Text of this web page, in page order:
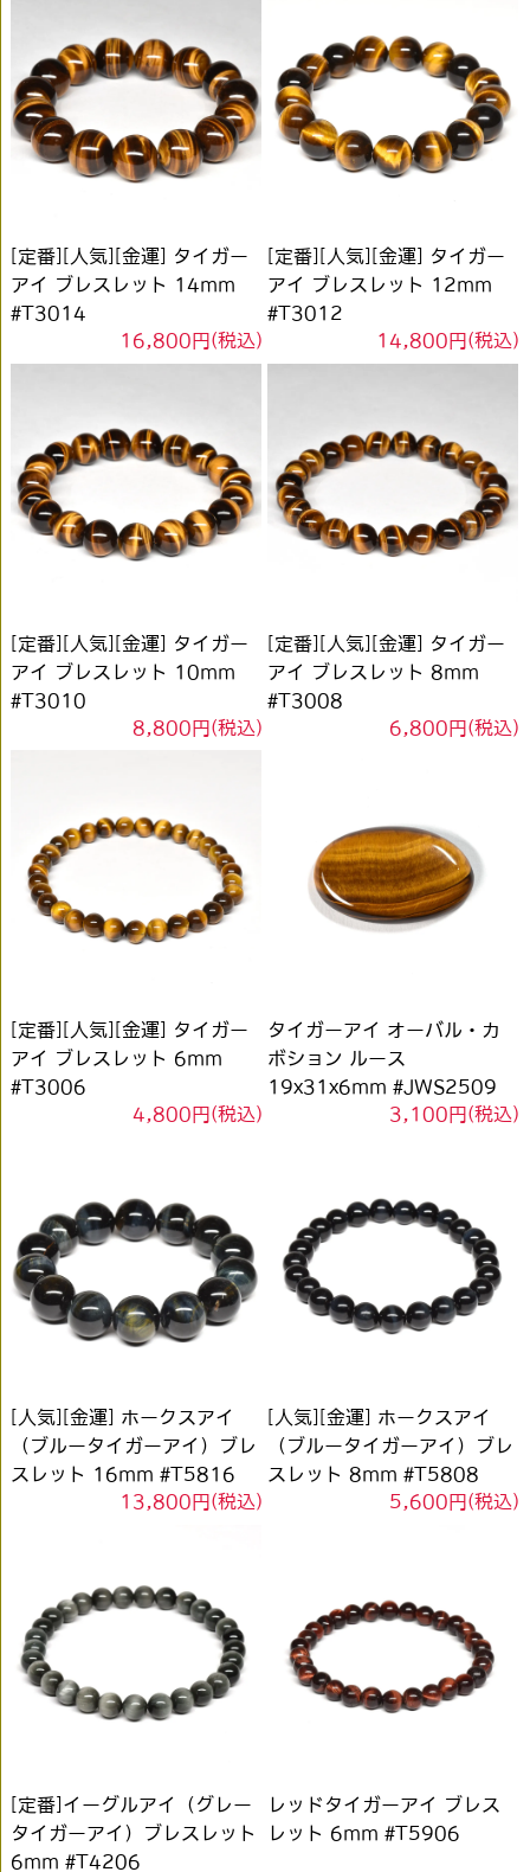
[定番][人気][金運] タイガー
アイ ブレスレット 14mm
#T3014
16,800円(税込)
[定番][人気][金運] タイガー
アイ ブレスレット 12mm
#T3012
14,800円(税込)
[定番][人気][金運] タイガー
アイ ブレスレット 10mm
#T3010
8,800円(税込)
[定番][人気][金運] タイガー
アイ ブレスレット 8mm
#T3008
6,800円(税込)
[定番][人気][金運] タイガー
アイ ブレスレット 6mm
#T3006
4,800円(税込)
タイガーアイ オーバル・カ
ボション ルース
19x31x6mm #JWS2509
3,100円(税込)
[人気][金運] ホークスアイ
（ブルータイガーアイ）ブレ
スレット 16mm #T5816
13,800円(税込)
[人気][金運] ホークスアイ
（ブルータイガーアイ）ブレ
スレット 8mm #T5808
5,600円(税込)
[定番]イーグルアイ（グレー
タイガーアイ）ブレスレット
6mm #T4206
レッドタイガーアイ ブレス
レット 6mm #T5906